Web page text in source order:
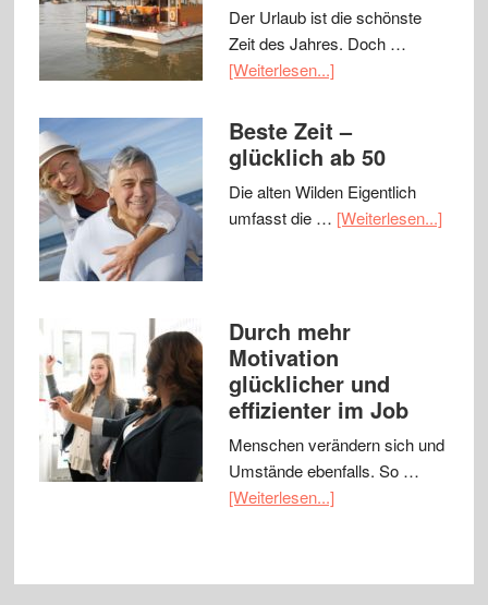
Der Urlaub ist die schönste
Zeit des Jahres. Doch …
[Weiterlesen...]
Beste Zeit –
glücklich ab 50
Die alten Wilden Eigentlich
umfasst die … [Weiterlesen...]
Durch mehr
Motivation
glücklicher und
effizienter im Job
Menschen verändern sich und
Umstände ebenfalls. So …
[Weiterlesen...]